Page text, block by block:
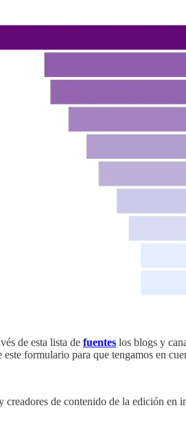
de esta lista de fuentes los blogs y
formulario para que tengamos en
de contenido de la edición en